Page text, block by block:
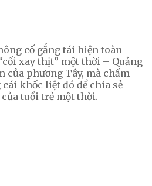
cố gắng tái hiện toàn
xay thịt” một thời – Quảng
phương Tây, mà chấm
khốc liệt đó để chia sẻ
tuổi trẻ một thời.